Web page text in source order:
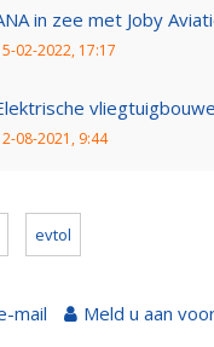
in zee met Joby
02-2022, 17:17
08-2021, 9:44
evtol
mail Meld u aan